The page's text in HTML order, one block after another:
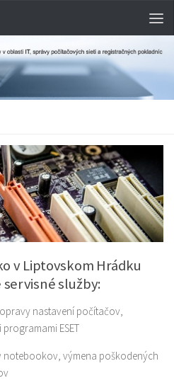
v Liptovskom Hrádku
služby:
nastavení počítačov,
ESET
výmena poškodených